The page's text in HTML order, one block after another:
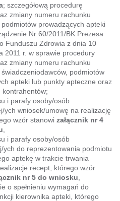
; szczegółową procedurę
zmiany numeru rachunku
prowadzących apteki
Nr 60/2011/BK Prezesa
Funduszu Zdrowia z dnia 10
2011 r. w sprawie procedury
zmiany numeru rachunku
podmiotów
apteki lub punkty apteczne oraz
kontrahentów;
i parafy osoby/osób
ych wniosek/umowę na realizację
wzór stanowi załącznik nr 4
i parafy osoby/osób
ych do reprezentowania podmiotu
aptekę w trakcie trwania
recept, którego wzór
nr 5 do wniosku
o spełnieniu wymagań do
kierownika apteki, którego